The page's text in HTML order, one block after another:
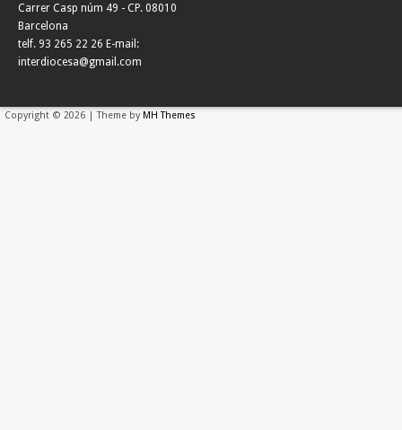
Carrer Casp núm 49 - CP. 08010
Barcelona
telf. 93 265 22 26 E-mail:
interdiocesa@gmail.com
Copyright © 2026 | Theme by MH Themes